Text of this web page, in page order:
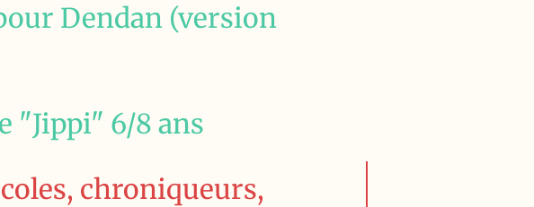
Dendan (version
"Jippi" 6/8 ans
chroniqueurs,